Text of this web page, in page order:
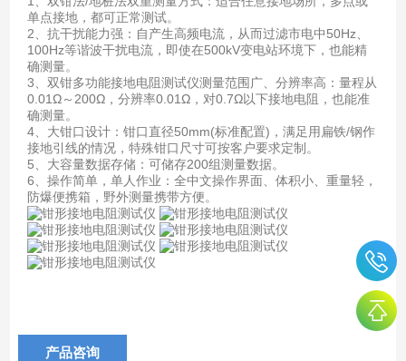
单点接地，都可正常测试。
2、抗干扰能力强：自产生高频电流，从而过滤市电中50Hz、
100Hz等谐波干扰电流，即使在500kV变电站环境下，也能精
确测量。
3、双钳多功能接地电阻测试仪测量范围广、分辨率高：量程从
0.01Ω～200Ω，分辨率0.01Ω，对0.7Ω以下接地电阻，也能准
确测量。
4、大钳口设计：钳口直径50mm(标准配置)，满足用扁铁/钢作
接地引线的情况，特殊钳口尺寸可按客户要求定制。
5、大容量数据存储：可储存200组测量数据。
6、操作简单，单人作业：全中文操作界面、体积小、重量轻，
防爆便携箱，野外测量携带方便。
产品咨询